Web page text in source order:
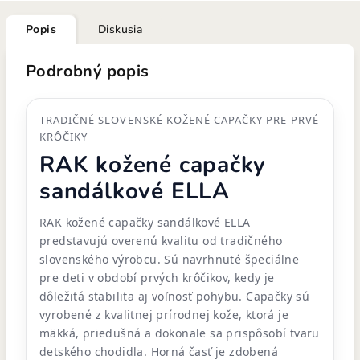
Popis Diskusia
Podrobný popis
TRADIČNÉ SLOVENSKÉ KOŽENÉ CAPAČKY PRE PRVÉ
KRÔČIKY
RAK kožené capačky
sandálkové ELLA
RAK kožené capačky sandálkové ELLA
predstavujú overenú kvalitu od tradičného
slovenského výrobcu. Sú navrhnuté špeciálne
pre deti v období prvých krôčikov, kedy je
dôležitá stabilita aj voľnosť pohybu. Capačky sú
vyrobené z kvalitnej prírodnej kože, ktorá je
mäkká, priedušná a dokonale sa prispôsobí tvaru
detského chodidla. Horná časť je zdobená